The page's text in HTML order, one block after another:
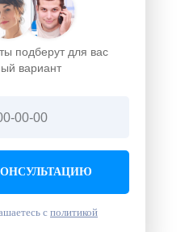
подберут для вас
вариант
с политикой